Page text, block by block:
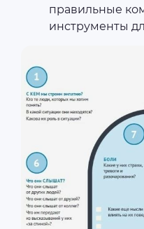
правильные
инструменты